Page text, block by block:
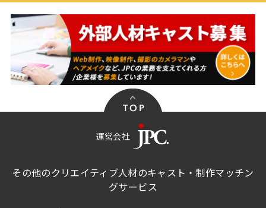
運営会社
その他のクリエイティブ人材のキャスト・制作マッチン
グサービス